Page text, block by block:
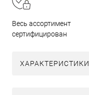
Весь ассортимент
сертифицирован
ХАРАКТЕРИСТИКИ